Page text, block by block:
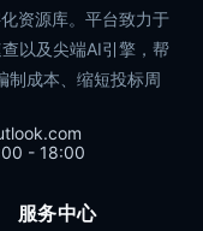
资源库。平台致力于
以及尖端AI引擎，帮
制成本、缩短投标周
- 18:00
服务中心